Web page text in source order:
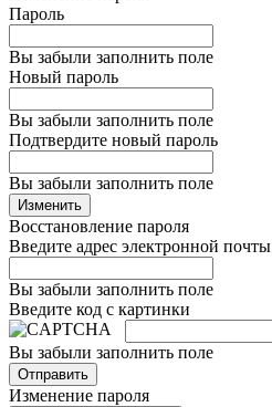
Пароль
Вы забыли заполнить поле
Новый пароль
Вы забыли заполнить поле
Подтвердите новый пароль
Вы забыли заполнить поле
Изменить
Восстановление пароля
Введите адрес электронной почты
Вы забыли заполнить поле
Введите код с картинки
Вы забыли заполнить поле
Отправить
Изменение пароля